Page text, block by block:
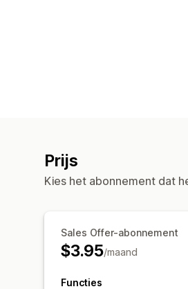
Prijs
Kies het abonnement dat
Sales Offer-abonnement
$3.95/maand
Functies